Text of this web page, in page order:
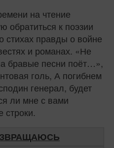
на чтение
обратиться к поэзии
стихах правды о войне
и романах. «Не
бравые песни поёт…»,
голь, А погибнем
генерал, будет
ли мне с вами
строки.